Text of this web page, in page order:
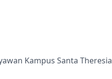
Kampus Santa Theresia